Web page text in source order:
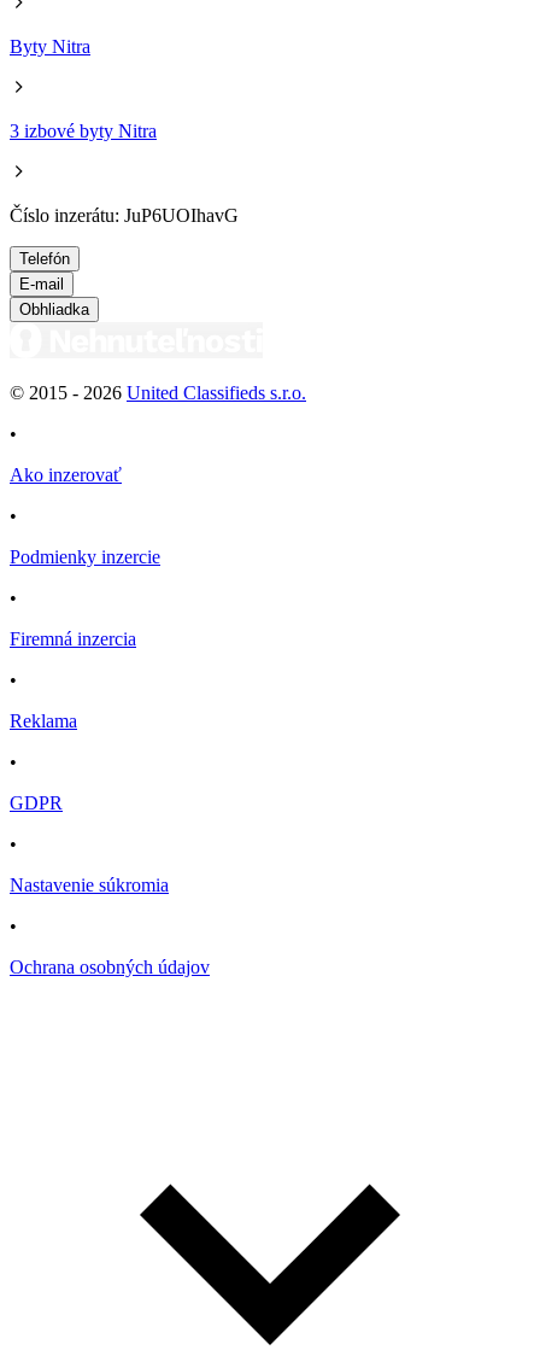
Byty Nitra
3 izbové byty Nitra
Číslo inzerátu: JuP6UOIhavG
Telefón
E-mail
Obhliadka
© 2015 - 2026 United Classifieds s.r.o.
•
Ako inzerovať
•
Podmienky inzercie
•
Firemná inzercia
•
Reklama
•
GDPR
•
Nastavenie súkromia
•
Ochrana osobných údajov